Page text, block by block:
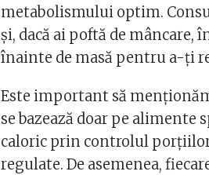
metabolismului optim.
și, dacă ai poftă de mâncare,
înainte de masă pentru a-ți
Este important să
se bazează doar pe alimente
caloric prin controlul
regulate. De asemenea,